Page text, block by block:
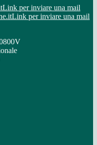
Link per inviare una mail
Link per inviare una mail